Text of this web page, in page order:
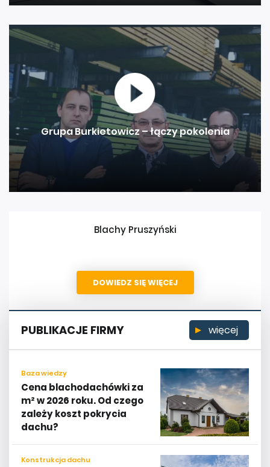
Grupa Burkietowicz – łączy pokolenia
Blachy Pruszyński
DOWIEDZ SIĘ WIĘCEJ
PUBLIKACJE FIRMY więcej
Baza wiedzy
Cena blachodachówki za
m² w 2026 roku. Od czego
zależy koszt pokrycia
dachu?
Konstrukcja dachu